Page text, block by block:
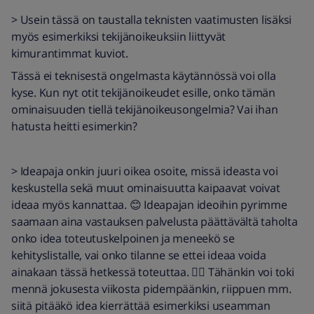
> Usein tässä on taustalla teknisten vaatimusten lisäksi
myös esimerkiksi tekijänoikeuksiin liittyvät
kimurantimmat kuviot.
Tässä ei teknisestä ongelmasta käytännössä voi olla
kyse. Kun nyt otit tekijänoikeudet esille, onko tämän
ominaisuuden tiellä tekijänoikeusongelmia? Vai ihan
hatusta heitti esimerkin?
> Ideapaja onkin juuri oikea osoite, missä ideasta voi
keskustella sekä muut ominaisuutta kaipaavat voivat
ideaa myös kannattaa. 😊 Ideapajan ideoihin pyrimme
saamaan aina vastauksen palvelusta päättävältä taholta
onko idea toteutuskelpoinen ja meneekö se
kehityslistalle, vai onko tilanne se ettei ideaa voida
ainakaan tässä hetkessä toteuttaa. 👍🏼 Tähänkin voi toki
mennä jokusesta viikosta pidempäänkin, riippuen mm.
siitä pitääkö idea kierrättää esimerkiksi useamman